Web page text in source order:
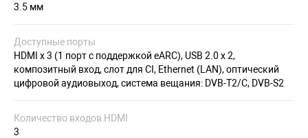
3.5 мм
Доступные порты
HDMI х 3 (1 порт с поддержкой eARC), USB 2.0 х 2,
композитный вход, слот для CI, Ethernet (LAN), оптический
цифровой аудиовыход, система вещания: DVB-T2/C, DVB-S2
Количество входов HDMI
3